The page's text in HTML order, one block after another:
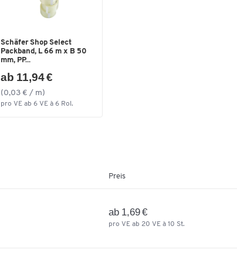
Zur Wandbefestigung inkl. Verankerungsmaterial
Abmessungen & Gewicht:
Außenmaße: B 240 x T 80 x H 300 mm
Robustes Stahlblechgehäuse
Außenhöhe [mm]
Breite [mm]
Innenhöhe [mm]
Schäfer Shop Select
Packband, L 66 m x B 50
mm, PP...
ab 11,94 €
(0,03 € / m)
pro VE ab 6 VE à 6 Rol.
Preis
ab 1,69 €
pro VE ab 20 VE à 10 St.